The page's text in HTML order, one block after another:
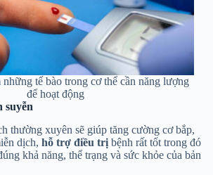
những tế bào trong cơ thể cần năng lượng
để hoạt động
suyễn
thường xuyên sẽ giúp tăng cường cơ bắp,
dịch, hỗ trợ điều trị bệnh rất tốt trong đó
khả năng, thể trạng và sức khỏe của bản